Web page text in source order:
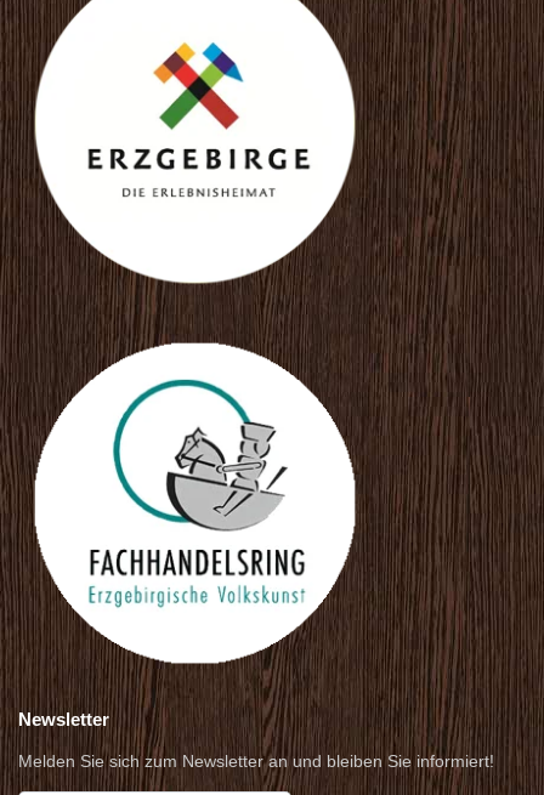
Newsletter
Melden Sie sich zum Newsletter an und bleiben Sie informiert!